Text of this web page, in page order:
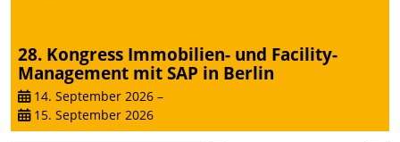
28. Kongress Immobilien- und Facility-
Management mit SAP in Berlin
14. September 2026 –
15. September 2026